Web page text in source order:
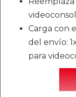
Carga con
del envío:
para